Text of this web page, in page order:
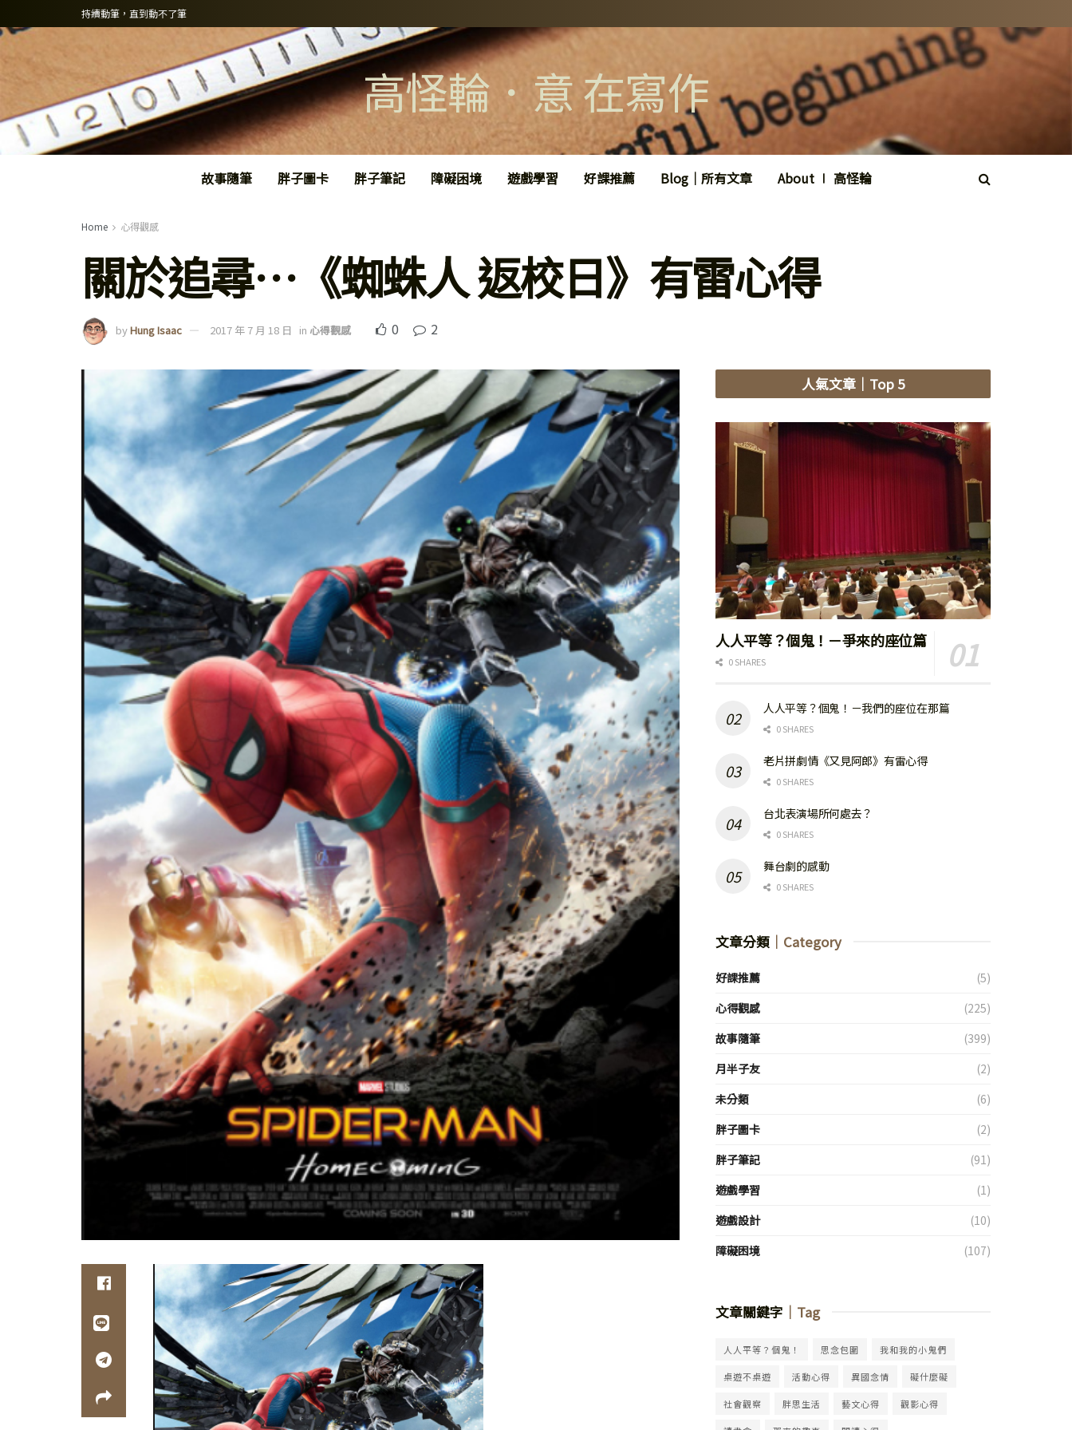
持續動筆，直到動不了筆
高怪輪．意 在寫作
故事隨筆 胖子圖卡 胖子筆記 障礙困境 遊戲學習 好課推薦 Blog｜所有文章 About ∣ 高怪輪
Home 心得觀感
關於追尋…《蜘蛛人 返校日》有雷心得
byHung Isaac 2017 年 7 月 18 日 in 心得觀感 0 2
人氣文章 ｜Top 5
人人平等？個鬼！－爭來的座位篇
0 SHARES
人人平等？個鬼！－我們的座位在那篇
0 SHARES
老片拼劇情《又見阿郎》有雷心得
0 SHARES
台北表演場所何處去？
0 SHARES
舞台劇的感動
0 SHARES
文章分類 ｜Category
好課推薦
(5)
心得觀感
(225)
故事隨筆
(399)
月半子友
(2)
未分類
(6)
胖子圖卡
(2)
胖子筆記
(91)
遊戲學習
(1)
遊戲設計
(10)
障礙困境
(107)
文章關鍵字 ｜Tag
人人平等？個鬼！ 思念包圍 我和我的小鬼們
桌遊不桌遊 活動心得 異國念情 礙什麼礙
社會觀察 胖思生活 藝文心得 觀影心得